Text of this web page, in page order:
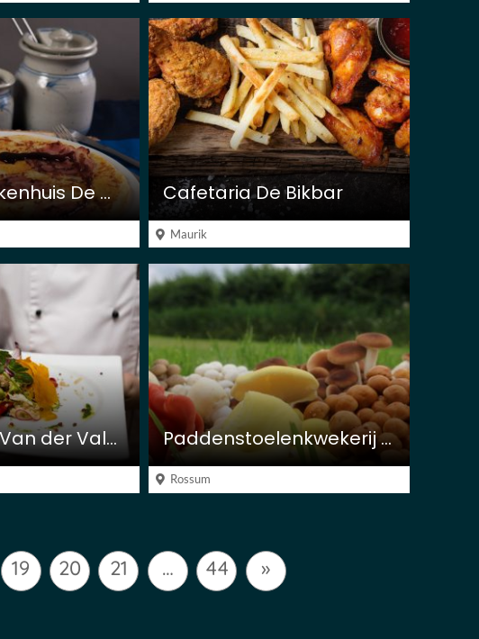
Pannenkoekenhuis De Waterspiegel Cafetaria De Bikbar
Maurik
Restaurant Van der Valk Tiel Paddenstoelenkwekerij “Het paddenstoelenrijk”
Rossum
19 20 21 … 44 »